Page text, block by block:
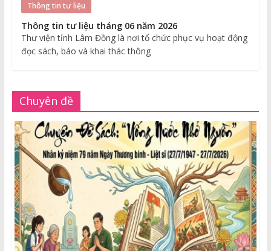
Thông tin tư liệu
Thông tin tư liệu tháng 06 năm 2026
Thư viện tỉnh Lâm Đồng là nơi tổ chức phục vụ hoạt động
đọc sách, báo và khai thác thông
Chuyên đề